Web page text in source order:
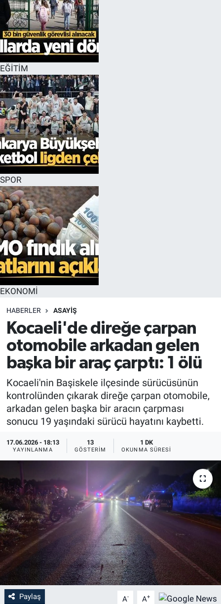
EĞİTİM
SPOR
EKONOMİ
HABERLER ASAYİŞ
Kocaeli'de direğe çarpan
otomobile arkadan gelen
başka bir araç çarptı: 1 ölü
Kocaeli'nin Başiskele ilçesinde sürücüsünün
kontrolünden çıkarak direğe çarpan otomobile,
arkadan gelen başka bir aracın çarpması
sonucu 19 yaşındaki sürücü hayatını kaybetti.
17.06.2026 - 18:13
YAYINLANMA
13
GÖSTERIM
1 DK
OKUNMA SÜRESI
Paylaş A- A+